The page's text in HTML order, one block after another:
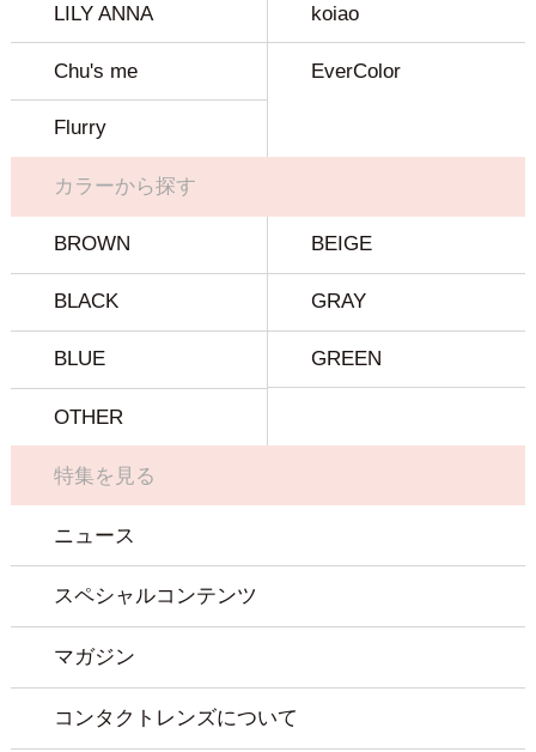
LILY ANNA koiao
Chu's me EverColor
Flurry
カラーから探す
BROWN BEIGE
BLACK GRAY
BLUE GREEN
OTHER
特集を見る
ニュース
スペシャルコンテンツ
マガジン
コンタクトレンズについて